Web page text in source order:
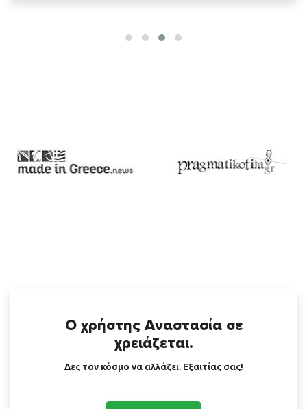
Ο χρήστης Αναστασία σε
χρειάζεται.
Δες τον κόσμο να αλλάζει. Εξαιτίας σας!